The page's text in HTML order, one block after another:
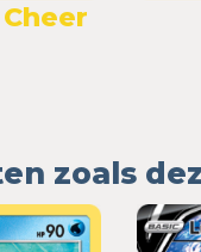
zoals